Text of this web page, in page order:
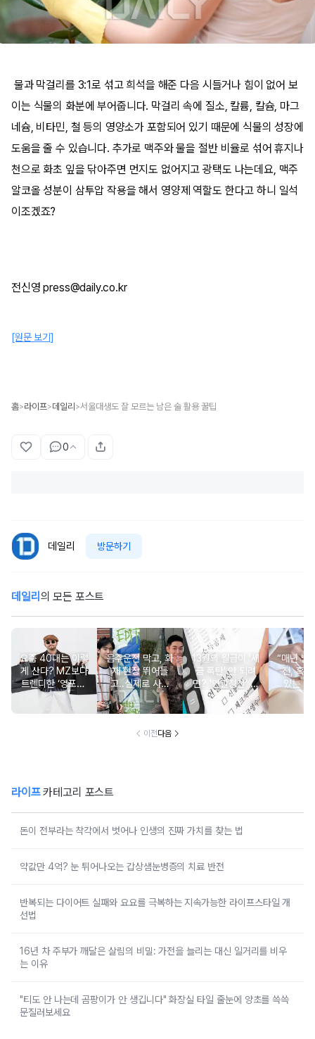
물과 막걸리를 3:1로 섞고 희석을 해준 다음 시들거나 힘이 없어 보
이는 식물의 화분에 부어줍니다. 막걸리 속에 질소, 칼륨, 칼슘, 마그
네슘, 비타민, 철 등의 영양소가 포함되어 있기 때문에 식물의 성장에
도움을 줄 수 있습니다. 추가로 맥주와 물을 절반 비율로 섞어 휴지나
천으로 화초 잎을 닦아주면 먼지도 없어지고 광택도 나는데요, 맥주
알코올 성분이 삼투압 작용을 해서 영양제 역할도 한다고 하니 일석
이조겠죠?
전신영 press@daily.co.kr
[원문 보기]
홈>라이프>데일리 >서울대생도 잘 모르는 남은 술 활용 꿀팁
0
데일리 방문하기
데일리 의 모든 포스트
요즘 40대는 이렇
게 산다? MZ보다
트렌디한 ‘영포티’
분석
음주운전 막고, 화
재 현장 뛰어들
고..실제로 사람
구한 연예인 10
13월의 월급이 '세
금 폭탄' 안 되려
면? '연말정산' 핵
심 꿀팁 A to Z
“매년 받
진, 혹시
있는 건
요?”
이전다음
라이프카테고리 포스트
돈이 전부라는 착각에서 벗어나 인생의 진짜 가치를 찾는 법
약값만 4억? 눈 튀어나오는 갑상샘눈병증의 치료 반전
반복되는 다이어트 실패와 요요를 극복하는 지속가능한 라이프스타일 개
선법
16년 차 주부가 깨달은 살림의 비밀: 가전을 늘리는 대신 일거리를 비우
는 이유
"티도 안 나는데 곰팡이가 안 생깁니다" 화장실 타일 줄눈에 양초를 쓱쓱
문질러보세요